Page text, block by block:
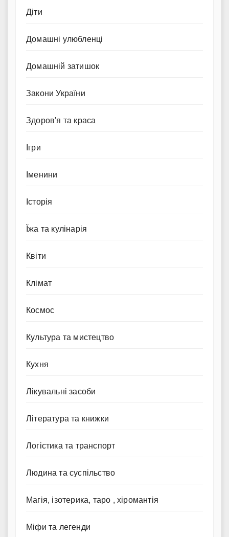
Діти
Домашні улюбленці
Домашній затишок
Закони України
Здоров'я та краса
Ігри
Іменини
Історія
Їжа та кулінарія
Квіти
Клімат
Космос
Культура та мистецтво
Кухня
Лікувальні засоби
Література та книжки
Логістика та транспорт
Людина та суспільство
Магія, ізотерика, таро , хіромантія
Міфи та легенди